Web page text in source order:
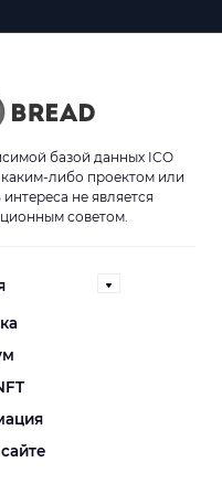
базой данных ICO
либо проектом или
не является
советом.